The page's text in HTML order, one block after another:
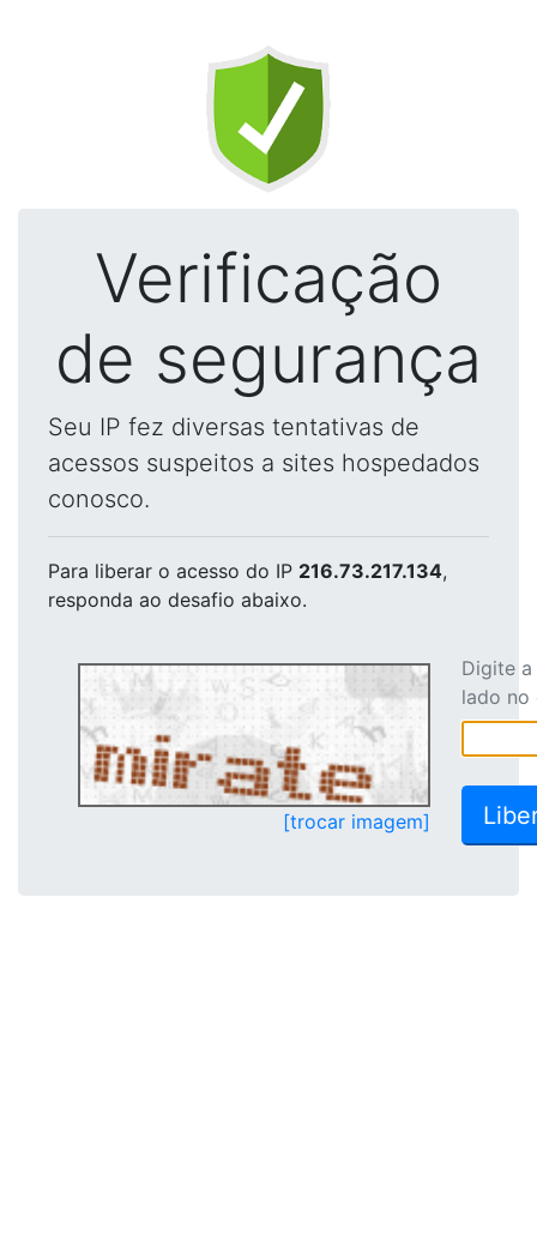
Verificação
de segurança
Seu IP fez diversas tentativas de
acessos suspeitos a sites hospedados
conosco.
Para liberar o acesso do IP 216.73.217.134,
responda ao desafio abaixo.
[trocar imagem]
Digite
lado no